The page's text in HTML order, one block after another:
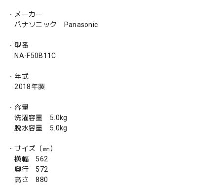
・メーカー
パナソニック Panasonic
・型番
NA-F50B11C
・年式
2018年製
・容量
洗濯容量 5.0kg
脱水容量 5.0kg
・サイズ（㎜）
横幅 562
奥行 572
高さ 880